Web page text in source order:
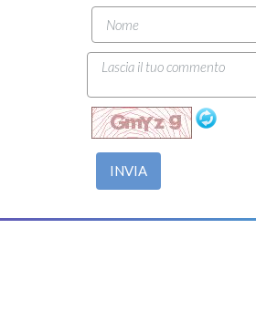
INVIA